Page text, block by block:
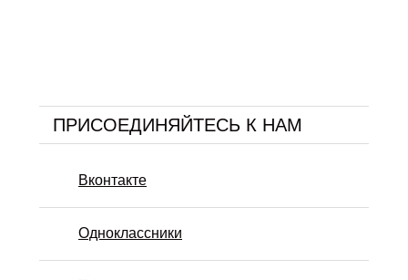
ПРИСОЕДИНЯЙТЕСЬ К НАМ
Вконтакте
Одноклассники